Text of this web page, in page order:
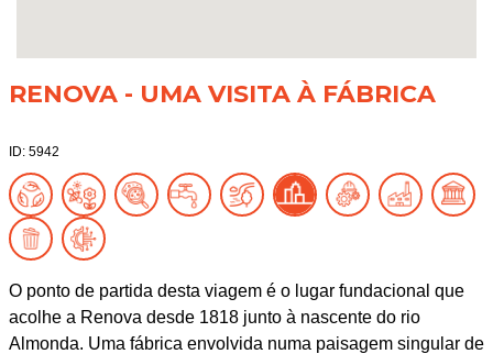
RENOVA - UMA VISITA À FÁBRICA
ID: 5942
O ponto de partida desta viagem é o lugar fundacional que
acolhe a Renova desde 1818 junto à nascente do rio
Almonda. Uma fábrica envolvida numa paisagem singular de